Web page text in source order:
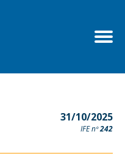
31/10/2025
IFE nº242